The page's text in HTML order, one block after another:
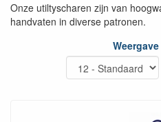
Onze utiltyscharen zijn van
handvaten in diverse patronen.
Weergave